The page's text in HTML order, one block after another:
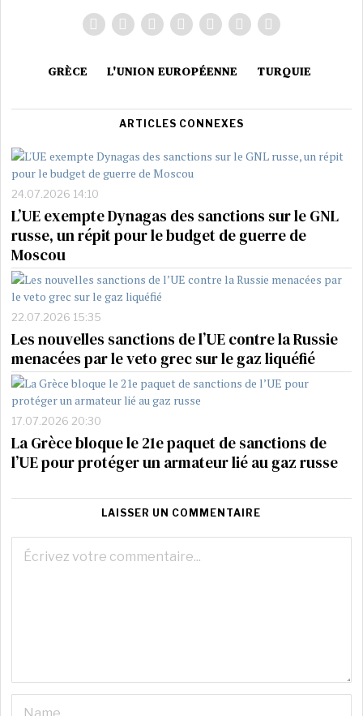
GRÈCE L'UNION EUROPÉENNE TURQUIE
ARTICLES CONNEXES
24.07.2026 14:10
L’UE exempte Dynagas des sanctions sur le GNL
russe, un répit pour le budget de guerre de
Moscou
22.07.2026 15:35
Les nouvelles sanctions de l’UE contre la Russie
menacées par le veto grec sur le gaz liquéfié
17.07.2026 20:30
La Grèce bloque le 21e paquet de sanctions de
l’UE pour protéger un armateur lié au gaz russe
LAISSER UN COMMENTAIRE